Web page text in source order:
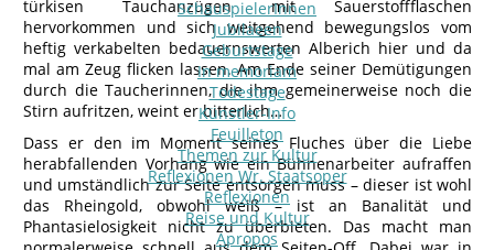
SchauspielerInnen
Jubilaeen
Geburtstage
In memoriam
Todestage
Künstler-Info
Feuilleton
Themen zur Kultur
Reflexionen Wr. Staatsoper
Reflexionen
Reise und Kultur
Apropos
türkisen Tauchanzügen mit Sauerstoffflaschen
hervorkommen und sich weitgehend bewegungslos vom
heftig verkabelten bedauernswerten Alberich hier und da
mal am Zeug flicken lassen. Am Ende seiner Demütigungen
durch die Taucherinnen, die ihm gemeinerweise noch die
Stirn aufritzen, weint er bitterlich…
Dass er den im Moment seines Fluches über die Liebe
herabfallenden Vorhang wie ein Bühnenarbeiter aufraffen
und umständlich zur Seite entsorgen muss – dieser ist wohl
das Rheingold, obwohl weiß – ist an Banalität und
Phantasielosigkeit nicht zu überbieten. Das macht man